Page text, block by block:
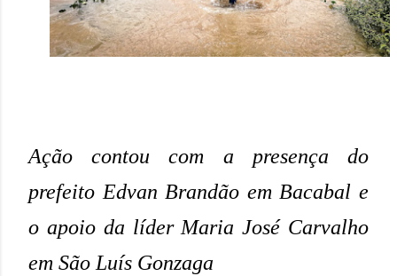
Ação contou com a presença do
prefeito Edvan Brandão em Bacabal e
o apoio da líder Maria José Carvalho
em São Luís Gonzaga